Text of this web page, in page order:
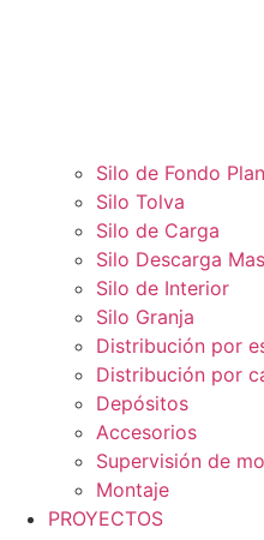
Silo de Fondo
Silo Tolva
Silo de Carga
Silo Descarga
Silo de Interior
Silo Granja
Distribución por
Distribución por
Depósitos
Accesorios
Supervisión de
Montaje
PROYECTOS